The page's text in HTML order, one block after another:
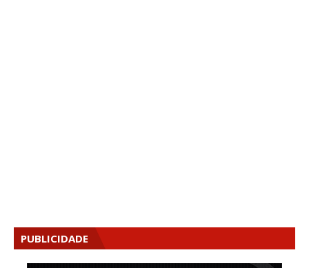
PUBLICIDADE